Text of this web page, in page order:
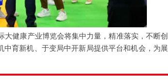
健康产业博览会将集中力量，精准落实，不断创
育新机、于变局中开新局提供平台和机会，为展